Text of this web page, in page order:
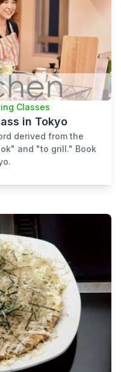
Classes
in Tokyo
derived from the
and "to grill." Book